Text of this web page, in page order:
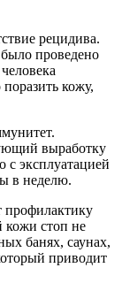
рецидива.
проведено
кожу,
выработку
с эксплуатацией
в неделю.
профилактику
стоп не
банях, саунах,
приводит